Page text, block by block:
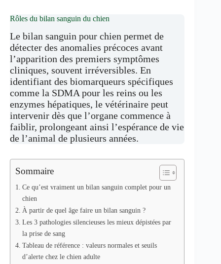
Rôles du bilan sanguin du chien
Le bilan sanguin pour chien permet de
détecter des anomalies précoces avant
l’apparition des premiers symptômes
cliniques, souvent irréversibles. En
identifiant des biomarqueurs spécifiques
comme la SDMA pour les reins ou les
enzymes hépatiques, le vétérinaire peut
intervenir dès que l’organe commence à
faiblir, prolongeant ainsi l’espérance de vie
de l’animal de plusieurs années.
Sommaire
Ce qu’est vraiment un bilan sanguin complet pour un
chien
À partir de quel âge faire un bilan sanguin ?
Les 3 pathologies silencieuses les mieux dépistées par
la prise de sang
Tableau de référence : valeurs normales et seuils
d’alerte chez le chien adulte